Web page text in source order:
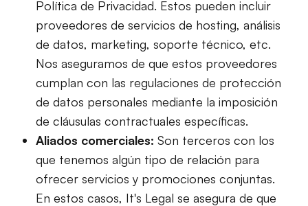
Política de Privacidad. Estos pueden incluir
proveedores de servicios de hosting, análisis
de datos, marketing, soporte técnico, etc.
Nos aseguramos de que estos proveedores
cumplan con las regulaciones de protección
de datos personales mediante la imposición
de cláusulas contractuales específicas.
Aliados comerciales: Son terceros con los
que tenemos algún tipo de relación para
ofrecer servicios y promociones conjuntas.
En estos casos, It's Legal se asegura de que